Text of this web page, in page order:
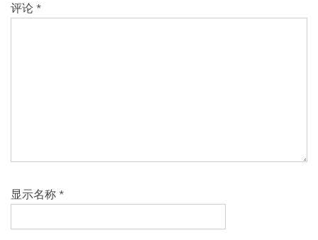
评论 *
显示名称 *